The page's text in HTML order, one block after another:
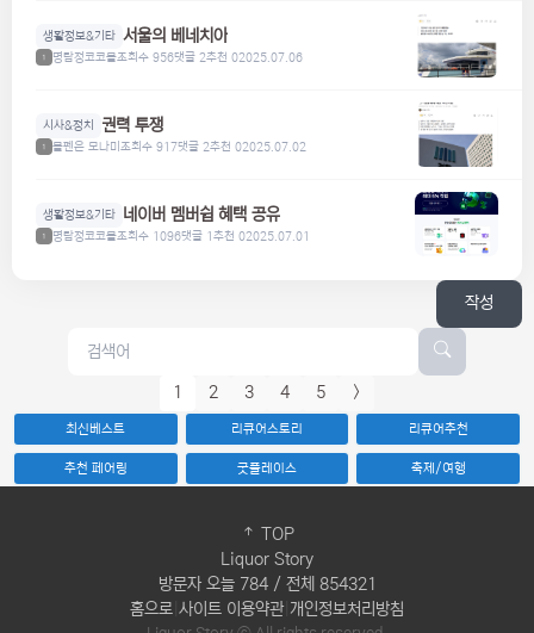
생활정보&기타 서울의 베네치아
1 명탐정코코볼조회수 956댓글 2추천 02025.07.06
시사&정치 권력 투쟁
1 볼펜은 모나미 조회수 917댓글 2추천 02025.07.02
생활정보&기타 네이버 멤버쉽 혜택 공유
1 명탐정코코볼조회수 1096댓글 1추천 02025.07.01
작성
1 2 3 4 5 >
최신베스트 리큐어스토리 리큐어추천
추천 페어링 굿플레이스 축제/여행
Liquor Story
TOP
방문자 오늘 784 / 전체 854321
홈으로 사이트 이용약관| 개인정보처리방침